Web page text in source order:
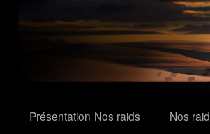
Présentation Nos raids
Nos raid